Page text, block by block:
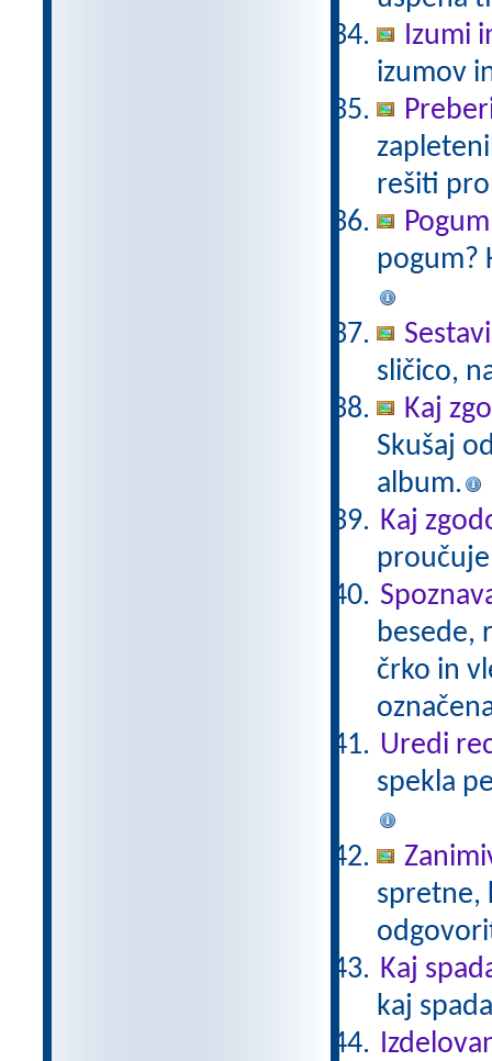
Izumi
izumov
rešiti
pogum?
sličico,
Kaj
Skušaj
album.
Kaj
besede,
črko in
Uredi
spekla
spretne,
Kaj
kaj